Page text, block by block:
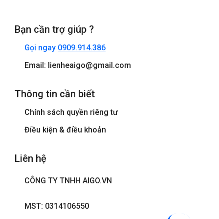
Bạn cần trợ giúp ?
Gọi ngay 0909.914.386
Email: lienheaigo@gmail.com
Thông tin cần biết
Chính sách quyền riêng tư
Điều kiện & điều khoản
Liên hệ
CÔNG TY TNHH AIGO.VN
MST: 0314106550